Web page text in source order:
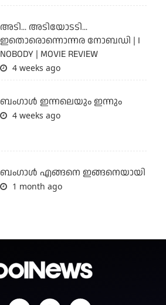
അടി... അടിയോടടി...
ഇതൊരൊന്നൊന്നര നോബഡി | I
NOBODY | MOVIE REVIEW
4 weeks ago
ബംഗാള്‍ ഇന്നലെയും ഇന്നും
4 weeks ago
ബം​ഗാൾ എങ്ങനെ ഇങ്ങനെയായി
1 month ago